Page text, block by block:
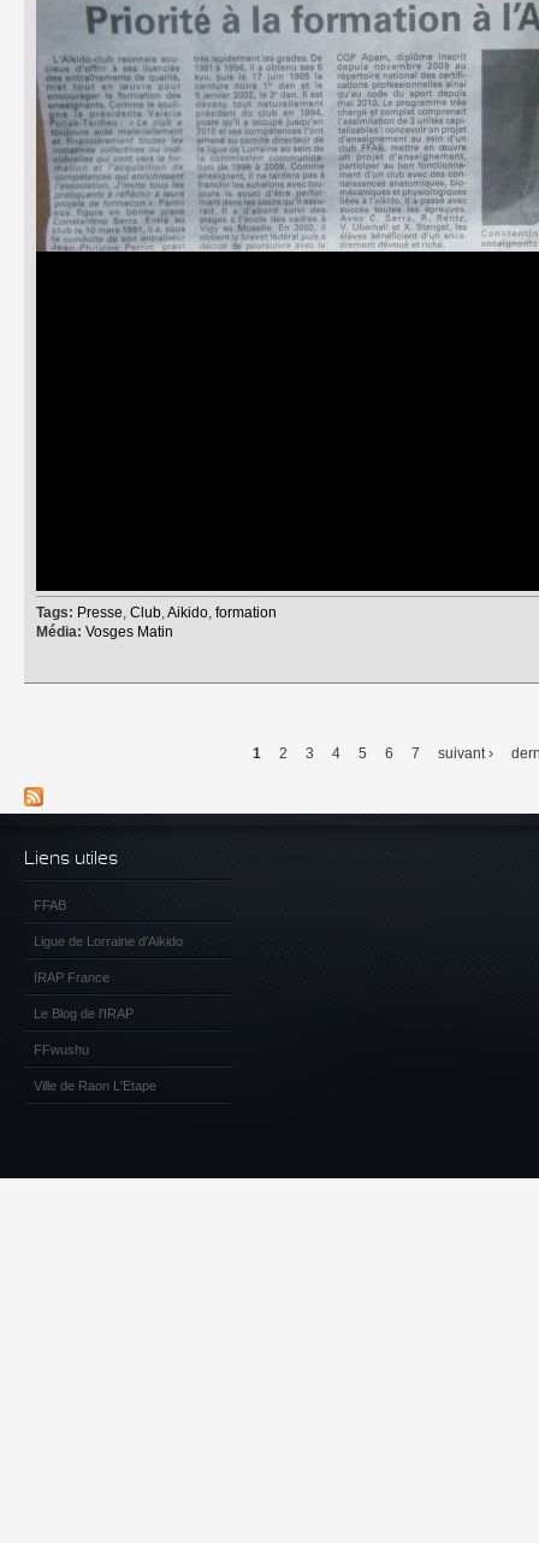
Tags: Presse, Club,Aikido, formation
Média: Vosges Matin
1 2 3 4 5 6 7 suivant ›
Liens utiles
FFAB
Ligue de Lorraine d'Aikido
IRAP France
Le Blog de l'IRAP
FFwushu
Ville de Raon L'Etape